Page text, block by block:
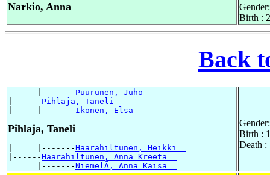
Narkio, Anna
Birth :
Back
      |-------
Puurunen, Juho
|------ Pihlaja, Taneli
|     |------- Ikonen, Elsa
Pihlaja, Taneli
|     |-------Haarahiltunen, Heikki
|------Haarahiltunen, Anna Kreeta
      |-------
NiemelÃ, Anna Kaisa
Birth :
Death :